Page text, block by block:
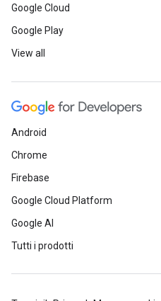
Google Cloud
Google Play
View all
Android
Chrome
Firebase
Google Cloud Platform
Google AI
Tutti i prodotti